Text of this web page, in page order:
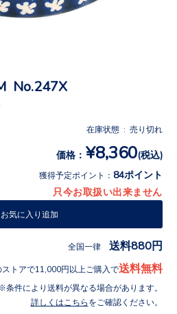
No.247X
在庫状態 : 売り切れ
価格： ¥8,360(税込)
獲得予定ポイント： 84ポイント
只今お取扱い出来ません
お気に入り追加
全国一律 送料880円
ストアで11,000円以上ご購入で送料無料
条件により送料が異なる場合があります。
詳しくはこちら をご確認ください。